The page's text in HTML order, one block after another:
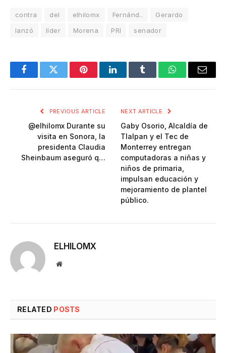
contra del elhilomx Fernánd..
Gerardo
lanzó
líder Morena PRI senador
FacebookTwitter PinterestLinkedInTumblr WhatsAppEmail
PREVIOUS ARTICLE
@elhilomx Durante su
visita en Sonora, la
presidenta Claudia
Sheinbaum aseguró q…
NEXT ARTICLE
Gaby Osorio, Alcaldía de
Tlalpan y el Tec de
Monterrey entregan
computadoras a niñas y
niños de primaria,
impulsan educación y
mejoramiento de plantel
público.
ELHILOMX
Website
RELATED POSTS